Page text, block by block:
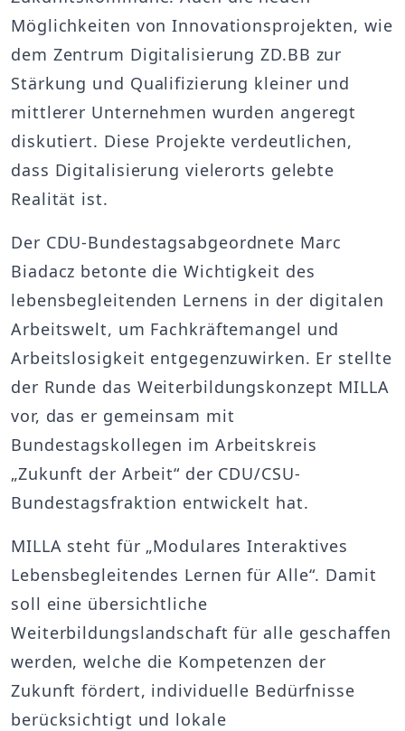
Möglichkeiten von Innovationsprojekten, wie
dem Zentrum Digitalisierung ZD.BB zur
Stärkung und Qualifizierung kleiner und
mittlerer Unternehmen wurden angeregt
diskutiert. Diese Projekte verdeutlichen,
dass Digitalisierung vielerorts gelebte
Realität ist.
Der CDU-Bundestagsabgeordnete Marc
Biadacz betonte die Wichtigkeit des
lebensbegleitenden Lernens in der digitalen
Arbeitswelt, um Fachkräftemangel und
Arbeitslosigkeit entgegenzuwirken. Er stellte
der Runde das Weiterbildungskonzept MILLA
vor, das er gemeinsam mit
Bundestagskollegen im Arbeitskreis
„Zukunft der Arbeit“ der CDU/CSU-
Bundestagsfraktion entwickelt hat.
MILLA steht für „Modulares Interaktives
Lebensbegleitendes Lernen für Alle“. Damit
soll eine übersichtliche
Weiterbildungslandschaft für alle geschaffen
werden, welche die Kompetenzen der
Zukunft fördert, individuelle Bedürfnisse
berücksichtigt und lokale